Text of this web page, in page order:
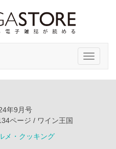
Toggle
年9月号
ページ / ワイン王国
メ・クッキング